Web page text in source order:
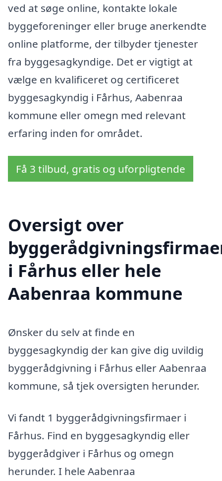
ved at søge online, kontakte lokale
byggeforeninger eller bruge anerkendte
online platforme, der tilbyder tjenester
fra byggesagkyndige. Det er vigtigt at
vælge en kvalificeret og certificeret
byggesagkyndig i Fårhus, Aabenraa
kommune eller omegn med relevant
erfaring inden for området.
Få 3 tilbud, gratis og uforpligtende
Oversigt over
i Fårhus eller hele
Aabenraa kommune
Ønsker du selv at finde en
byggesagkyndig der kan give dig uvildig
byggerådgivning i Fårhus eller Aabenraa
kommune, så tjek oversigten herunder.
Vi fandt 1 byggerådgivningsfirmaer i
Fårhus. Find en byggesagkyndig eller
byggerådgiver i Fårhus og omegn
herunder. I hele Aabenraa